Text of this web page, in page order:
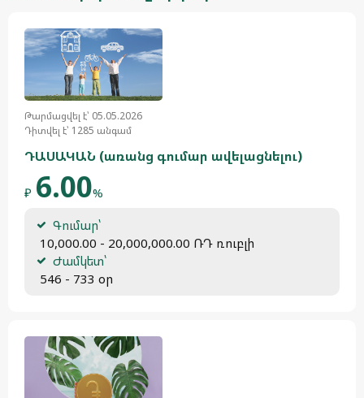
Թարմացվել է՝ 05.05.2026
Դիտվել է՝ 1285 անգամ
ԴԱՍԱԿԱՆ (առանց գումար ավելացնելու)
₽ 6.00%
Գումար՝
10,000.00 - 20,000,000.00 ՌԴ ռուբլի
Ժամկետ՝
546 - 733 օր